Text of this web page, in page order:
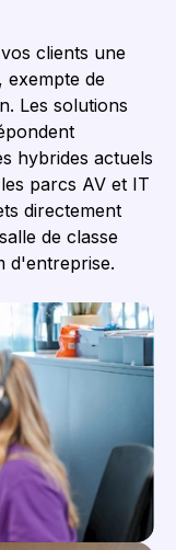
clients une
exempte de
Les solutions
hybrides actuels
parcs AV et IT
directement
de classe
d'entreprise.